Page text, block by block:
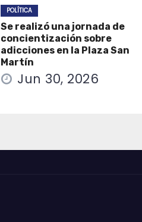
POLÍTICA
Se realizó una jornada de
concientización sobre
adicciones en la Plaza San
Martín
Jun 30, 2026